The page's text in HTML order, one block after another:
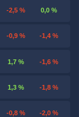
-2,5 % 0,0 %
-0,9 % -1,4 %
1,7 % -1,6 %
1,3 % -1,8 %
-0,8 % -2,0 %